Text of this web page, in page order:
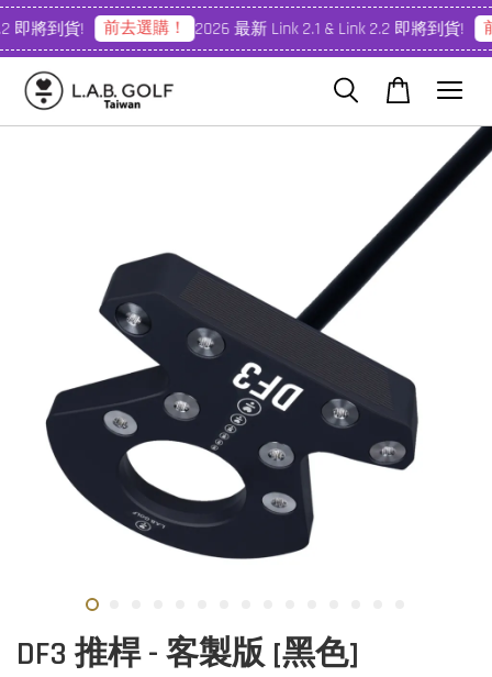
將到貨! 前去選購！ 2026 最新 Link 2.1 & Link 2.2 即將到貨! 前
DF3 推桿 - 客製版 [黑色]